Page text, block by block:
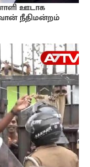
ஊடாக
நீதிமன்றம்